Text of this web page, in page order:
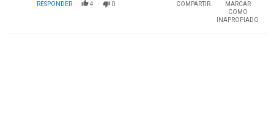
RESPONDER 4 0 COMPARTIR
MARCAR
COMO
INAPROPIADO